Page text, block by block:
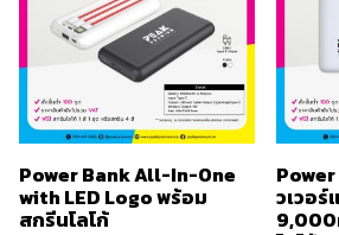
Power Bank All-In-One
with LED Logo พร้อม
สกรีนโลโก้
Power
วเวอร์